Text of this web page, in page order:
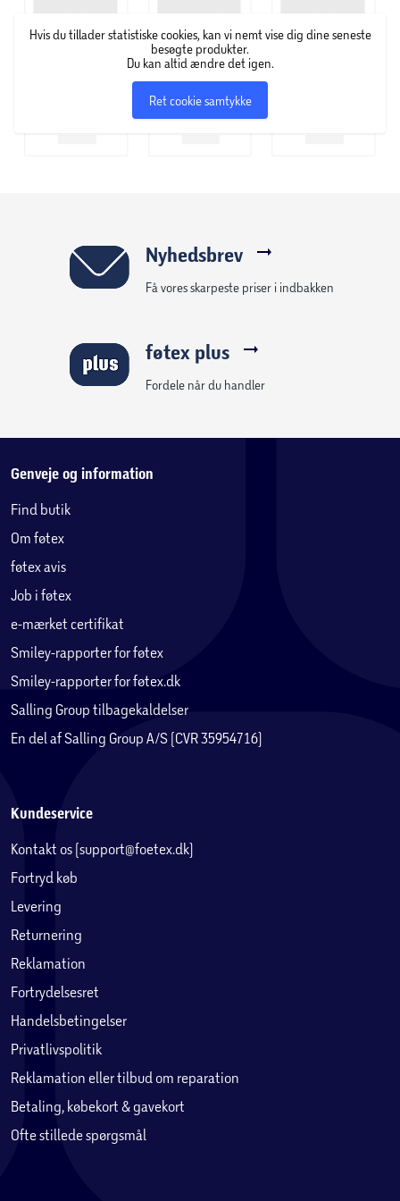
Hvis du tillader statistiske cookies, kan vi nemt vise dig dine seneste
besøgte produkter.
Du kan altid ændre det igen.
Ret cookie samtykke
Nyhedsbrev
Få vores skarpeste priser i indbakken
føtex plus
Fordele når du handler
Genveje og information
Find butik
Om føtex
føtex avis
Job i føtex
e-mærket certifikat
Smiley-rapporter for føtex
Smiley-rapporter for føtex.dk
Salling Group tilbagekaldelser
En del af Salling Group A/S (CVR 35954716)
Kundeservice
Kontakt os (support@foetex.dk)
Fortryd køb
Levering
Returnering
Reklamation
Fortrydelsesret
Handelsbetingelser
Privatlivspolitik
Reklamation eller tilbud om reparation
Betaling, købekort & gavekort
Ofte stillede spørgsmål